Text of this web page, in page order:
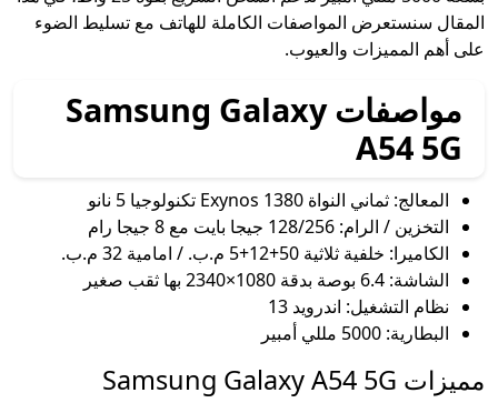
المقال سنستعرض المواصفات الكاملة للهاتف مع تسليط الضوء
على أهم المميزات والعيوب.
مواصفات Samsung Galaxy
A54 5G
المعالج: ثماني النواة Exynos 1380 تكنولوجيا 5 نانو
التخزين / الرام: 128/256 جيجا بايت مع 8 جيجا رام
الكاميرا: خلفية ثلاثية 50+12+5 م.ب. / امامية 32 م.ب.
الشاشة: 6.4 بوصة بدقة 1080×2340 بها ثقب صغير
نظام التشغيل: اندرويد 13
البطارية: 5000 مللي أمبير
مميزات Samsung Galaxy A54 5G